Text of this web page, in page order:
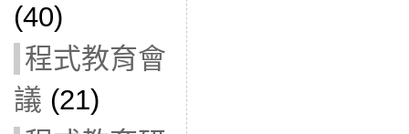
(40)
程式教育會
議 (21)